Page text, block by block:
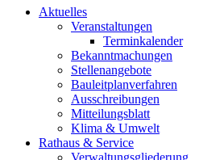
Aktuelles
Veranstaltungen
Terminkalender
Bekanntmachungen
Stellenangebote
Bauleitplanverfahren
Ausschreibungen
Mitteilungsblatt
Klima & Umwelt
Rathaus & Service
Verwaltungsgliederung